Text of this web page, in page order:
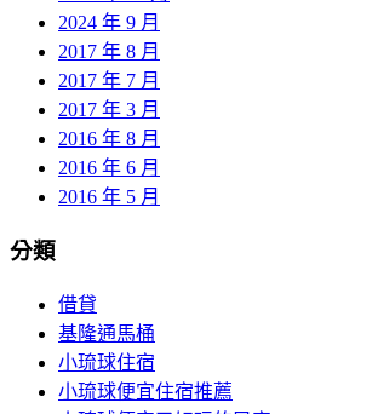
2024 年 9 月
2017 年 8 月
2017 年 7 月
2017 年 3 月
2016 年 8 月
2016 年 6 月
2016 年 5 月
分類
借貸
基隆通馬桶
小琉球住宿
小琉球便宜住宿推薦